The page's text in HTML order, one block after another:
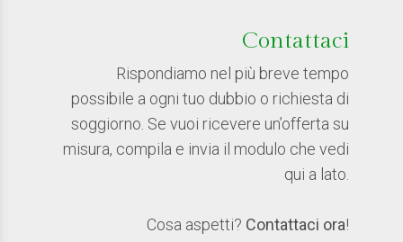
Contattaci
Rispondiamo nel più breve tempo
possibile a ogni tuo dubbio o richiesta di
soggiorno. Se vuoi ricevere un’offerta su
misura, compila e invia il modulo che vedi
qui a lato.
Cosa aspetti? Contattaci ora!